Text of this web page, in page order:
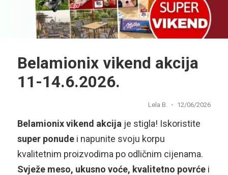
Belamionix vikend akcija
11-14.6.2026.
Lela B. 12/06/2026
Belamionix vikend akcija je stigla! Iskoristite
super ponudei napunite svoju korpu
kvalitetnim proizvodima po odličnim cijenama.
Svježe meso, ukusno voće, kvalitetno povrćei